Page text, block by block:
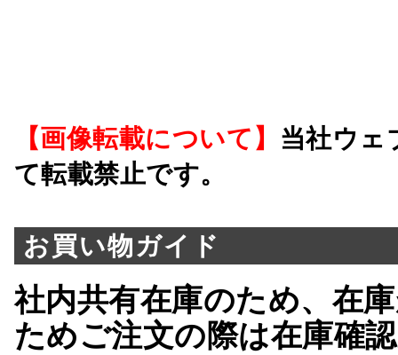
【画像転載について】 当社ウェ
て転載禁止です。
お買い物ガイド
社内共有在庫のため、在
ためご注文の際は在庫確